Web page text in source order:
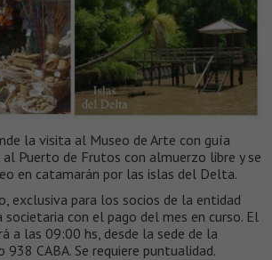
la visita al Museo de Arte con guía
al Puerto de Frutos con almuerzo libre y se
en catamarán por las islas del Delta.
exclusiva para los socios de la entidad
con el pago del mes en curso. El
a las 09:00 hs, desde la sede de la
CABA. Se requiere puntualidad.